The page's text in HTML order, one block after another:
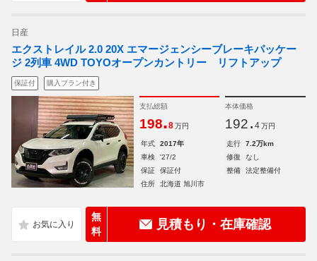
日産
エクストレイル 2.0 20X エマージェンシーブレーキパッケー
ジ 2列車 4WD TOYOオープンカントリー リフトアップ
保証付 購入プラン付き
支払総額
198.8 万円
本体価格
192. 4 万円
年式 2017年 走行
7.2万km
車検
'27/2 修復
なし
保証
保証付 整備
法定整備付
住所
北海道 旭川市
無
料
見積もり・在庫確認